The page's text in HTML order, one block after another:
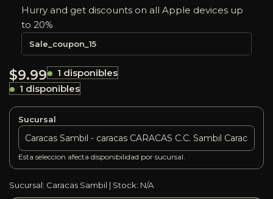
Hurry and get discounts on all Apple devices up
to 20%
Sale_coupon_15
$9.99
1 disponibles
1 disponibles
Sucursal
Esta seleccion afecta disponibilidad por sucursal.
Sucursal: Caracas Sambil | Stock: N/A